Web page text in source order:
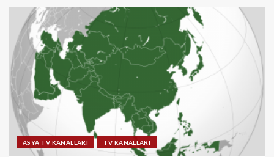
ASYA TV KANALLARI TV KANALLARI